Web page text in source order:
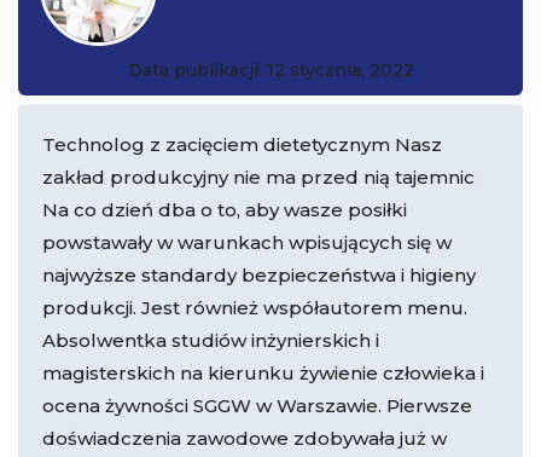
Data publikacji: 12 stycznia, 2022
Technolog z zacięciem dietetycznym Nasz
zakład produkcyjny nie ma przed nią tajemnic
Na co dzień dba o to, aby wasze posiłki
powstawały w warunkach wpisujących się w
najwyższe standardy bezpieczeństwa i higieny
produkcji. Jest również współautorem menu.
Absolwentka studiów inżynierskich i
magisterskich na kierunku żywienie człowieka i
ocena żywności SGGW w Warszawie. Pierwsze
doświadczenia zawodowe zdobywała już w